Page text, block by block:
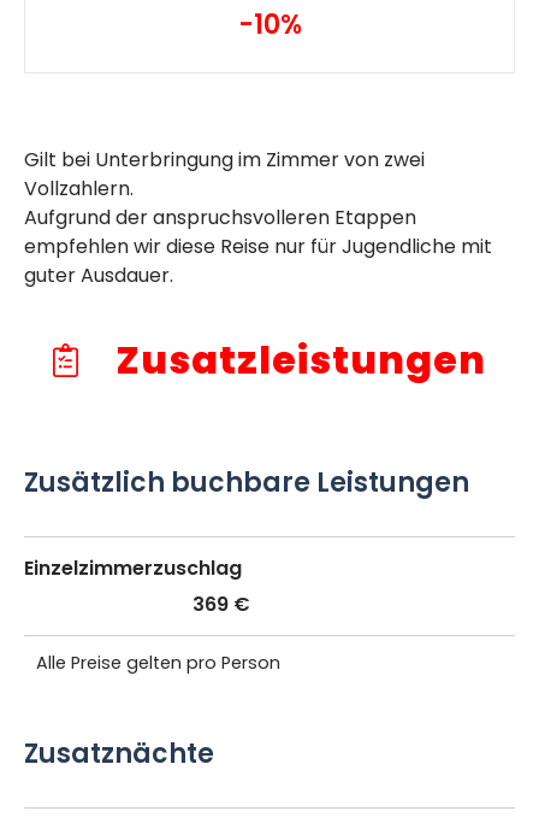
-10%
Gilt bei Unterbringung im Zimmer von zwei
Vollzahlern.
Aufgrund der anspruchsvolleren Etappen
empfehlen wir diese Reise nur für Jugendliche mit
guter Ausdauer.
Zusatzleistungen
Zusätzlich buchbare Leistungen
Einzelzimmerzuschlag
369 €
Alle Preise gelten pro Person
Zusatznächte